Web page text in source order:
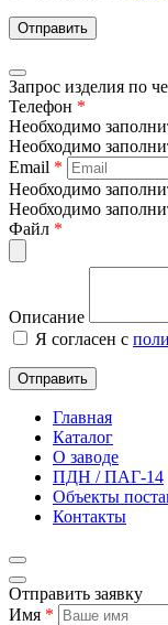
Отправить
Запрос изделия по
Телефон *
Необходимо
Необходимо
Email *
Необходимо
Необходимо
Файл *
Описание
Я согласен с
Отправить
Главная
Каталог
О заводе
ПДН / ПАГ-14
Объекты
Контакты
Отправить заявку
Имя *